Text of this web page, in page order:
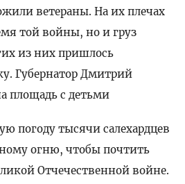
ветераны. На их плечах
той войны, но и груз
из них пришлось
Губернатор Дмитрий
площадь с детьми
погоду тысячи салехардцев
огню, чтобы почтить
Отчечественной войне.